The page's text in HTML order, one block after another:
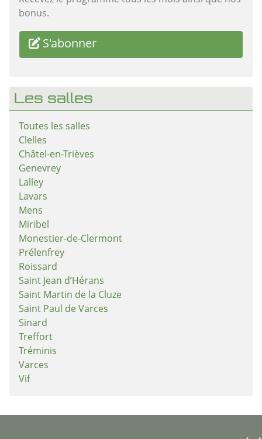
bonus.
S'abonner
Les salles
Toutes les salles
Clelles
Châtel-en-Trièves
Genevrey
Lalley
Lavars
Mens
Miribel
Monestier-de-Clermont
Prélenfrey
Roissard
Saint Jean d’Hérans
Saint Martin de la Cluze
Saint Paul de Varces
Sinard
Treffort
Tréminis
Varces
Vif